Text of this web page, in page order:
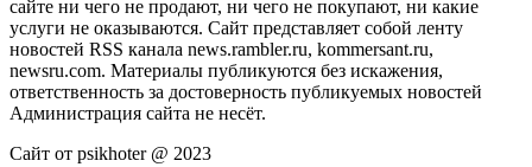
сайте ни чего не продают, ни чего не покупают, ни какие
услуги не оказываются. Сайт представляет собой ленту
новостей RSS канала news.rambler.ru, kommersant.ru,
newsru.com. Материалы публикуются без искажения,
ответственность за достоверность публикуемых новостей
Администрация сайта не несёт.
Сайт от psikhoter @ 2023